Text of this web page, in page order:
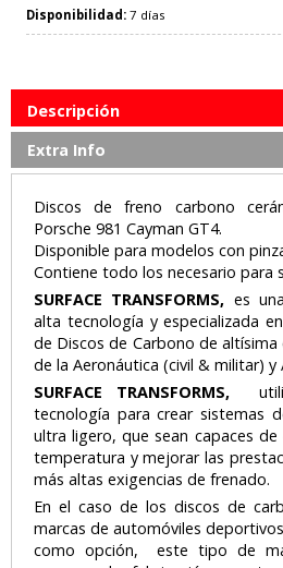
Disponibilidad: 7 días
Descripción
Extra Info
Discos de freno carbono
Porsche 981 Cayman GT4.
Disponible para modelos con
Contiene todo los necesario para
SURFACE TRANSFORMS, es
alta tecnología y especializada
de Discos de Carbono de
de la Aeronáutica (civil & militar) y
SURFACE TRANSFORMS,
tecnología para crear sistemas
ultra ligero, que sean capaces
temperatura y mejorar las
más altas exigencias de frenado.
En el caso de los discos de
marcas de automóviles
como opción, este tipo de